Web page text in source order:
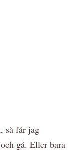
så får jag
gå. Eller bara